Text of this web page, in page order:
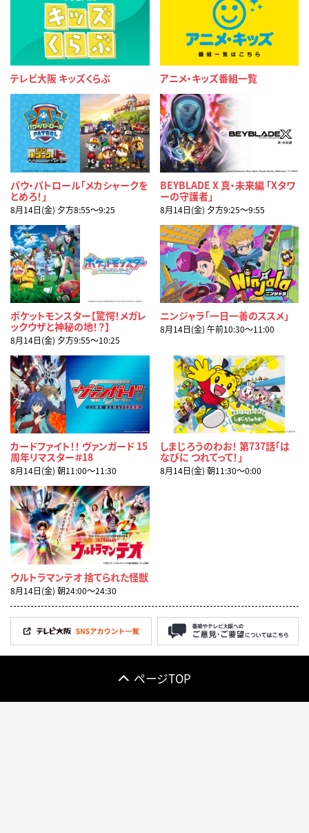
テレビ大阪 キッズくらぶ アニメ・キッズ番組一覧
パウ・パトロール「メカシャークを
とめろ！」
8月14日(金) 夕方8:55〜9:25
BEYBLADE X 真・未来編 「Xタワ
ーの守護者」
8月14日(金) 夕方9:25〜9:55
ポケットモンスター【驚愕！メガレ
ックウザと神秘の地！？】
8月14日(金) 夕方9:55〜10:25
ニンジャラ「一日一善のススメ」
8月14日(金) 午前10:30〜11:00
カードファイト！！ ヴァンガード 15
周年リマスター＃18
8月14日(金) 朝11:00〜11:30
しまじろうのわお！ 第737話「は
なびに つれてって！」
8月14日(金) 朝11:30〜0:00
ウルトラマンテオ 捨てられた怪獣
8月14日(金) 朝24:00〜24:30
ページTOP